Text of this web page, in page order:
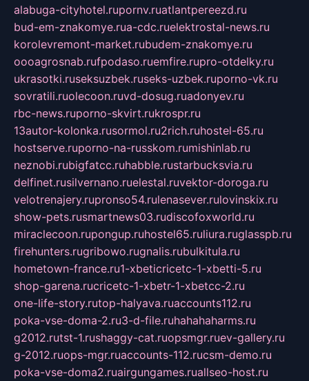
alabuga-cityhotel.rupornv.ruatlantpereezd.ru
bud-em-znakomye.rua-cdc.ruelektrostal-news.ru
korolevremont-market.rubudem-znakomye.ru
oooagrosnab.rufpodaso.ruemfire.rupro-otdelky.ru
ukrasotki.ruseksuzbek.ruseks-uzbek.ruporno-vk.ru
sovratili.ruolecoon.ruvd-dosug.ruadonyev.ru
rbc-news.ruporno-skvirt.rukrospr.ru
13autor-kolonka.rusormol.ru2rich.ruhostel-65.ru
hostserve.ruporno-na-russkom.rumishinlab.ru
neznobi.rubigfatcc.ruhabble.rustarbucksvia.ru
delfinet.rusilvernano.ruelestal.ruvektor-doroga.ru
velotrenajery.rupronso54.rulenasever.rulovinskix.ru
show-pets.rusmartnews03.rudiscofoxworld.ru
miraclecoon.rupongup.ruhostel65.ruliura.ruglasspb.ru
firehunters.rugribowo.rugnalis.rubulkitula.ru
hometown-france.ru1-xbeticricetc-1-xbetti-5.ru
shop-garena.rucricetc-1-xbetr-1-xbetcc-2.ru
one-life-story.rutop-halyava.ruaccounts112.ru
poka-vse-doma-2.ru3-d-file.ruhahahaharms.ru
g2012.rutst-1.rushaggy-cat.ruopsmgr.ruev-gallery.ru
g-2012.ruops-mgr.ruaccounts-112.rucsm-demo.ru
poka-vse-doma2.ruairgungames.ruallseo-host.ru